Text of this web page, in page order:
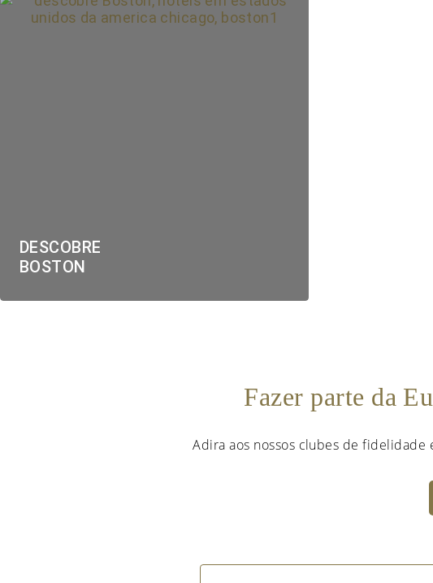
DESCOBRE
BOSTON
Fazer parte da
Adira aos nossos clubes de